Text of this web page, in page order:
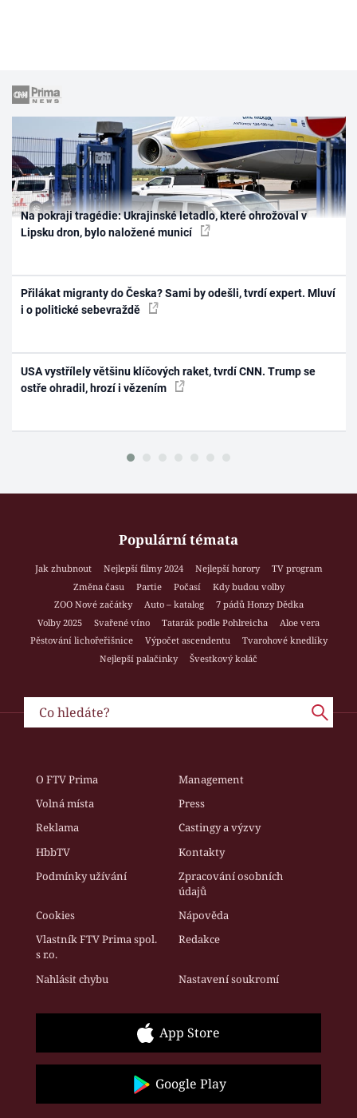
Na pokraji tragédie: Ukrajinské letadlo, které ohrožoval v
Lipsku dron, bylo naložené municí
Přilákat migranty do Česka? Sami by odešli, tvrdí expert. Mluví
i o politické sebevraždě
USA vystřílely většinu klíčových raket, tvrdí CNN. Trump se
ostře ohradil, hrozí i vězením
Populární témata
Jak zhubnout Nejlepší filmy 2024 Nejlepší horory
TV program
Změna času
Partie Počasí
Kdy budou volby
ZOO Nové začátky
Auto – katalog
7 pádů Honzy Dědka
Volby 2025
Svařené víno Tatarák podle Pohlreicha
Aloe vera
Pěstování lichořeřišnice
Výpočet ascendentu
Tvarohové knedlíky
Nejlepší palačinky
Švestkový koláč
O FTV Prima
Management
Volná místa
Press
Reklama
Castingy a výzvy
HbbTV
Kontakty
Podmínky užívání
Zpracování osobních
údajů
Cookies
Nápověda
Vlastník FTV Prima spol.
s r.o.
Redakce
Nahlásit chybu Nastavení soukromí
App Store
Google Play